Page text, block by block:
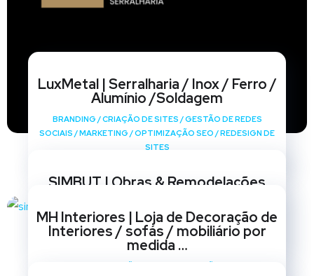
LuxMetal | Serralharia / Inox / Ferro /
Alumínio /Soldagem
BRANDING /CRIAÇÃO DE SITES /GESTÃO DE REDES
SOCIAIS /MARKETING /OPTIMIZAÇÃO SEO /REDESIGN DE
SITES
SIMBUT | Obras & Remodelações
SOCIAIS /MARKETING OPTIMIZAÇÃO SEO/ REDESIGN DE
SITES
MH Interiores | Loja de Decoração de
Interiores / sofás / mobiliário por
medida …